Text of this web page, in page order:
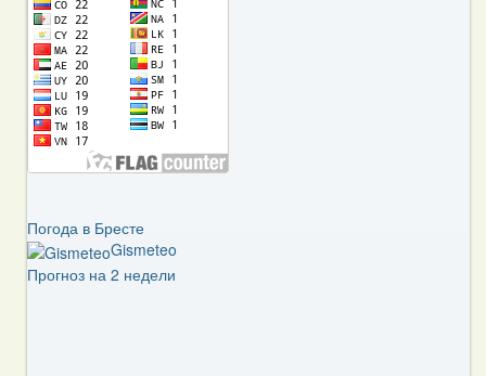
Погода в Бресте
Gismeteo
Прогноз на 2 недели